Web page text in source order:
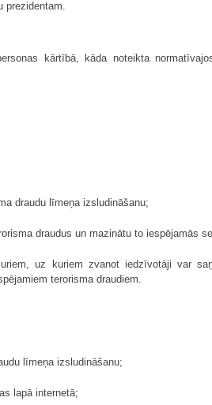
kārtībā, kāda noteikta
draudu līmeņa izsludināšanu;
draudus un mazinātu to iespējamās
uz kuriem zvanot iedzīvotāji var
terorisma draudiem.
līmeņa izsludināšanu;
lapā internetā;